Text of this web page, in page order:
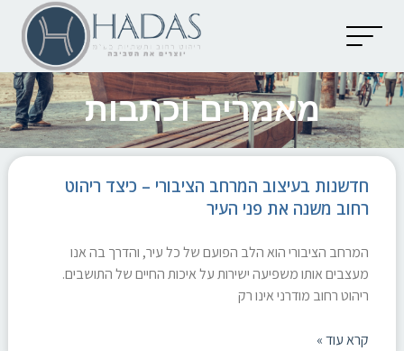
מאמרים וכתבות
חדשנות בעיצוב המרחב הציבורי – כיצד ריהוט
רחוב משנה את פני העיר
המרחב הציבורי הוא הלב הפועם של כל עיר, והדרך בה אנו
מעצבים אותו משפיעה ישירות על איכות החיים של התושבים.
ריהוט רחוב מודרני אינו רק
קרא עוד »